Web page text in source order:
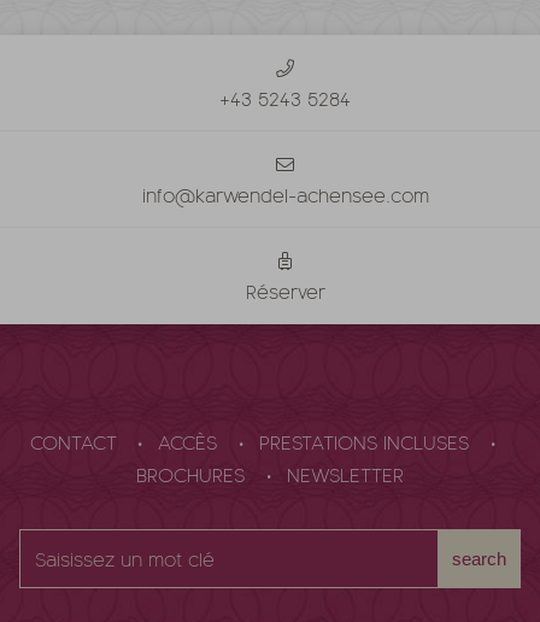
+43 5243 5284
info@karwendel-achensee.com
Réserver
CONTACT ACCÈS
PRESTATIONS INCLUSES
BROCHURES
NEWSLETTER
un
search